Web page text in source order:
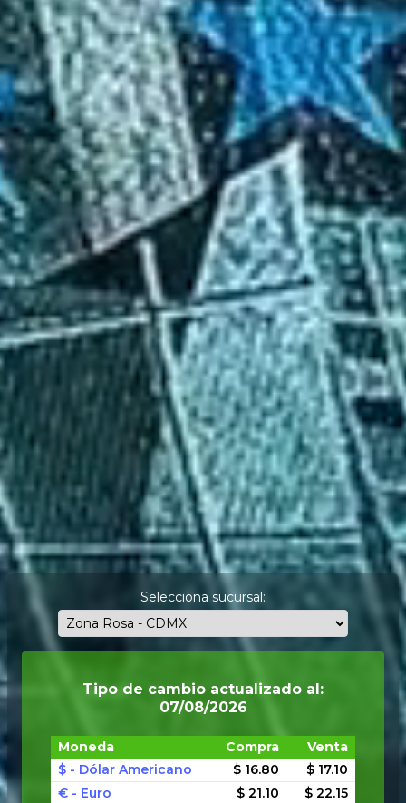
Selecciona sucursal:
Tipo de cambio actualizado al:
07/08/2026
Moneda Compra
Venta
$ - Dólar Americano
$ 16.80
$ 17.10
€ - Euro
$ 21.10
$ 22.15